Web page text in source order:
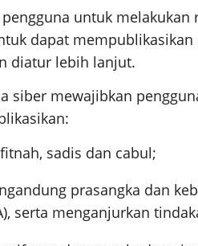
untuk
dapat mempublikasikan
diatur lebih lanjut.
siber mewajibkan
sadis dan cabul;
prasangka dan
serta menganjurkan